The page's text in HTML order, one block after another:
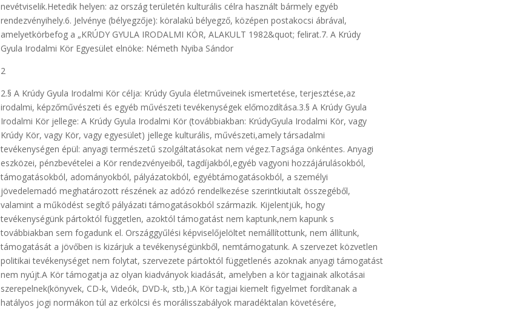
nevétviselik.Hetedik helyen: az ország területén kulturális célra használt bármely egyéb
rendezvényihely.6. Jelvénye (bélyegzője): köralakú bélyegző, középen postakocsi ábrával,
amelyetkörbefog a „KRÚDY GYULA IRODALMI KÖR, ALAKULT 1982&quot; felirat.7. A Krúdy
Gyula Irodalmi Kör Egyesület elnöke: Németh Nyiba Sándor
2
2.§ A Krúdy Gyula Irodalmi Kör célja: Krúdy Gyula életműveinek ismertetése, terjesztése,az
irodalmi, képzőművészeti és egyéb művészeti tevékenységek előmozdítása.3.§ A Krúdy Gyula
Irodalmi Kör jellege: A Krúdy Gyula Irodalmi Kör (továbbiakban: KrúdyGyula Irodalmi Kör, vagy
Krúdy Kör, vagy Kör, vagy egyesület) jellege kulturális, művészeti,amely társadalmi
tevékenységen épül: anyagi természetű szolgáltatásokat nem végez.Tagsága önkéntes. Anyagi
eszközei, pénzbevételei a Kör rendezvényeiből, tagdíjakból,egyéb vagyoni hozzájárulásokból,
támogatásokból, adományokból, pályázatokból, egyébtámogatásokból, a személyi
jövedelemadó meghatározott részének az adózó rendelkezése szerintkiutalt összegéből,
valamint a működést segítő pályázati támogatásokból származik. Kijelentjük, hogy
tevékenységünk pártoktól független, azoktól támogatást nem kaptunk,nem kapunk s
továbbiakban sem fogadunk el. Országgyűlési képviselőjelöltet nemállítottunk, nem állítunk,
támogatását a jövőben is kizárjuk a tevékenységünkből, nemtámogatunk. A szervezet közvetlen
politikai tevékenységet nem folytat, szervezete pártoktól függetlenés azoknak anyagi támogatást
nem nyújt.A Kör támogatja az olyan kiadványok kiadását, amelyben a kör tagjainak alkotásai
szerepelnek(könyvek, CD-k, Videók, DVD-k, stb,).A Kör tagjai kiemelt figyelmet fordítanak a
hatályos jogi normákon túl az erkölcsi és morálisszabályok maradéktalan követésére,